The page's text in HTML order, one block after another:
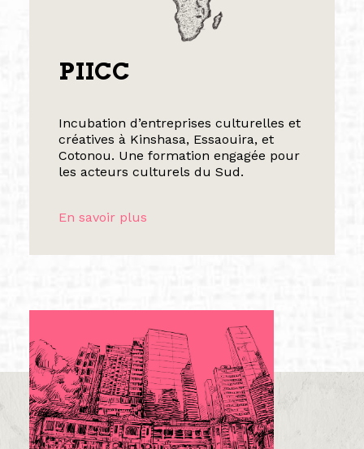
PIICC
Incubation d’entreprises culturelles et
créatives à Kinshasa, Essaouira, et
Cotonou. Une formation engagée pour
les acteurs culturels du Sud.
En savoir plus